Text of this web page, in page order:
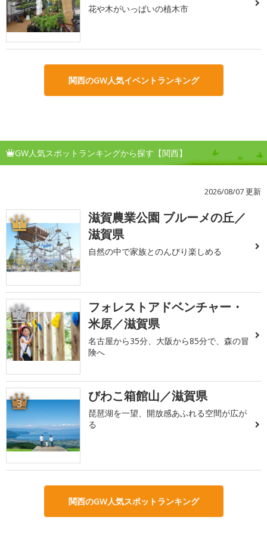
花や木がいっぱいの植木市
関西のGW人気イベントランキング
GW人気スポットランキングから探す【関西】
2026/08/07 更新
1
滋賀農業公園 ブルーメの丘／
滋賀県
自然の中で家族とのんびり楽しめる
2
フォレストアドベンチャー・
米原／滋賀県
名古屋から35分、大阪から85分で、森の冒
険へ
3 びわこ箱館山／滋賀県
琵琶湖を一望、開放感あふれる空間が広が
る
関西のGW人気スポットランキング